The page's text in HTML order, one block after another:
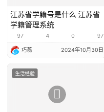
江苏省学籍号是什么 江苏省
学籍管理系统
97 4 0 97
巧蕊 2024年10月30日
生活经验